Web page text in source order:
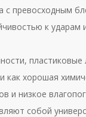
с превосходным
к ударам
пластиковые
как хорошая
и низкое
собой